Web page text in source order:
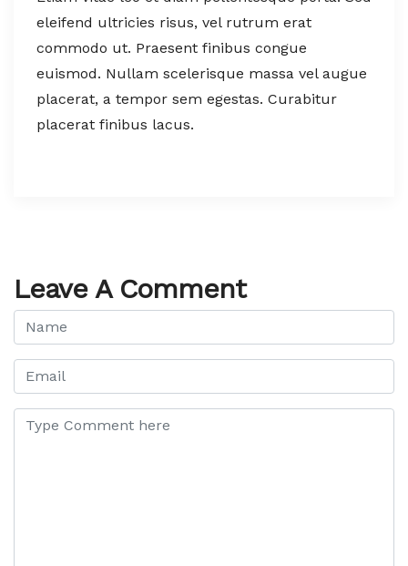
eleifend ultricies risus, vel rutrum erat
commodo ut. Praesent finibus congue
euismod. Nullam scelerisque massa vel augue
placerat, a tempor sem egestas. Curabitur
placerat finibus lacus.
Leave A Comment